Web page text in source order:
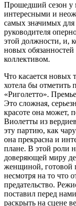
Прошедший сезон у
интересными и
самых значимых для
руководителя
этой должности, и,
новых обязанностей
коллективом.
Что касается новых
хотела бы
«Риголетто».
Это сложная,
красоте она может,
Виолетты из
эту партию, как
она прекрасна и
плане. В этой роли
доверяющей миру
женщиной, готовой
несмотря на то что
предательство.
поставил перед
раскрыть на сцене